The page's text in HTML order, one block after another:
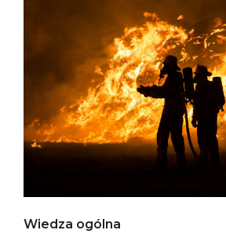
Wiedza ogólna